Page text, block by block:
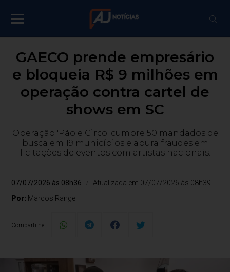
GAECO prende empresário
e bloqueia R$ 9 milhões em
operação contra cartel de
shows em SC
Operação 'Pão e Circo' cumpre 50 mandados de
busca em 19 municípios e apura fraudes em
licitações de eventos com artistas nacionais.
07/07/2026 às 08h36
Atualizada em 07/07/2026 às 08h39
Por: Marcos Rangel
Compartilhe: